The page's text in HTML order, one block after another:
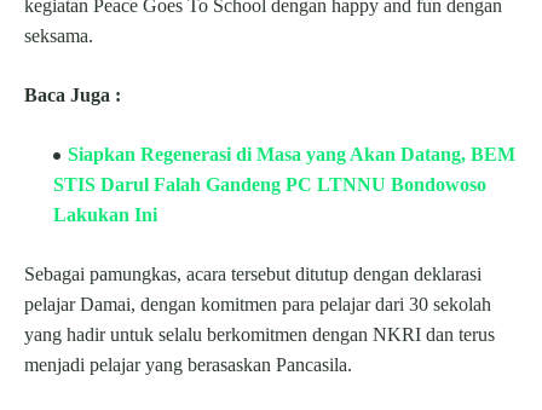
kegiatan Peace Goes To School dengan happy and fun dengan
seksama.
Baca Juga :
Siapkan Regenerasi di Masa yang Akan Datang, BEM
STIS Darul Falah Gandeng PC LTNNU Bondowoso
Lakukan Ini
Sebagai pamungkas, acara tersebut ditutup dengan deklarasi
pelajar Damai, dengan komitmen para pelajar dari 30 sekolah
yang hadir untuk selalu berkomitmen dengan NKRI dan terus
menjadi pelajar yang berasaskan Pancasila.